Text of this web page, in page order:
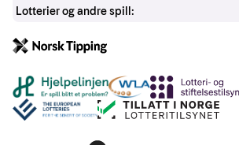
Lotterier og andre spill:
Andre lenker